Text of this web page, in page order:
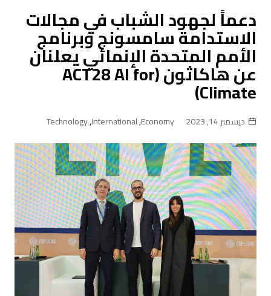
دعماً لجهود الشباب في مجالات
الاستدامة سامسونج وبرنامج
الأمم المتحدة الإنمائي يعلنان
عن هاكاثون (ACT28 AI for
Climate)
ديسمبر 14, 2023 Economy
,
International
,
Technology